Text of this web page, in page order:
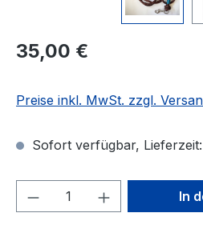
Regulärer Preis:
35,00 €
Preise inkl. MwSt. zzgl.
Sofort verfügbar,
Produkt Anzahl: In